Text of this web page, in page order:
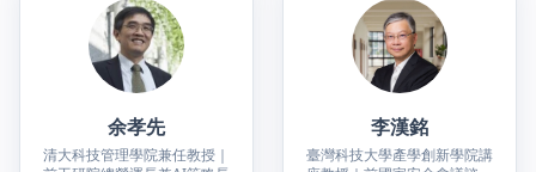
余孝先
清大科技管理學院兼任教授｜
李漢銘
臺灣科技大學產學創新學院講